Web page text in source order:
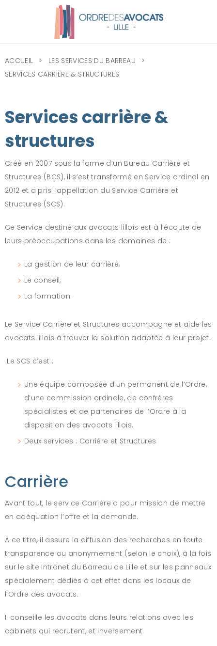
ACCUEIL
LES SERVICES DU BARREAU
SERVICES CARRIÈRE & STRUCTURES
Services carrière &
structures
Créé en 2007 sous la forme d’un Bureau Carrière et
Structures (BCS), il s’est transformé en Service ordinal en
2012 et a pris l’appellation du Service Carrière et
Structures (SCS).
Ce Service destiné aux avocats lillois est à l’écoute de
leurs préoccupations dans les domaines de :
La gestion de leur carrière,
Le conseil,
La formation.
Le Service Carrière et Structures accompagne et aide les
avocats lillois à trouver la solution adaptée à leur projet.
Le SCS c’est :
Une équipe composée d’un permanent de l’Ordre,
d’une commission ordinale, de confrères
spécialistes et de partenaires de l’Ordre à la
disposition des avocats lillois.
Deux services : Carrière et Structures
Carrière
Avant tout, le service Carrière a pour mission de mettre
en adéquation l’offre et la demande.
A ce titre, il assure la diffusion des recherches en toute
transparence ou anonymement (selon le choix), à la fois
sur le site Intranet du Barreau de Lille et sur les panneaux
spécialement dédiés à cet effet dans les locaux de
l’Ordre des avocats.
Il conseille les avocats dans leurs relations avec les
cabinets qui recrutent, et inversement.